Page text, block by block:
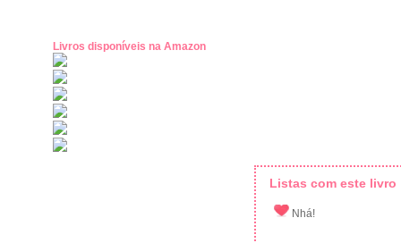
Livros disponíveis na Amazon
Listas com este livro
Nhá!